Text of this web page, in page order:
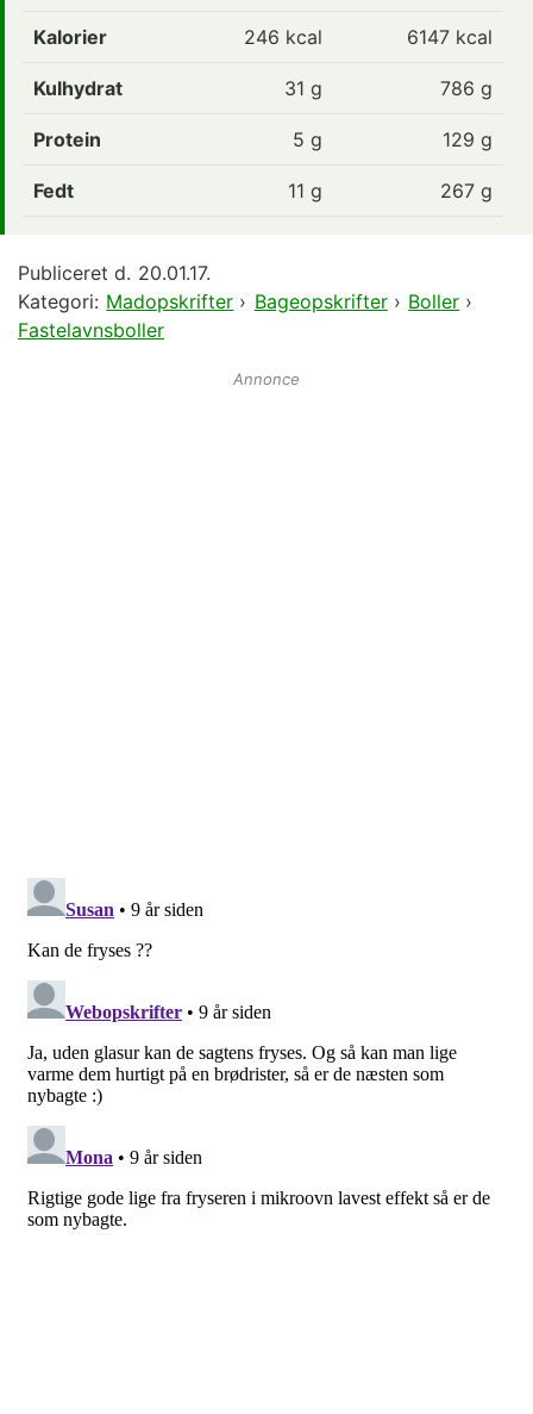
Kalorier 246 kcal 6147 kcal
Kulhydrat 31 g 786 g
Protein 5 g 129 g
Fedt 11 g 267 g
Publiceret d. 20.01.17.
Kategori: Madopskrifter › Bageopskrifter› Boller ›
Fastelavnsboller
Annonce